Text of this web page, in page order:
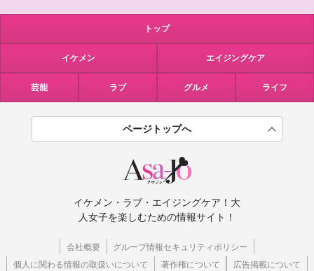
トップ
イケメン エイジングケア
芸能 ラブ グルメ ライフ
ページトップへ
イケメン・ラブ・エイジングケア！大
人女子を楽しむための情報サイト！
会社概要
グループ情報セキュリティポリシー
個人に関わる情報の取扱いについて
著作権について 広告掲載について